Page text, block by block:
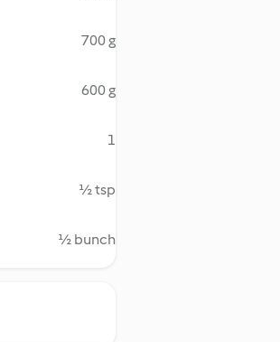
700 g
600 g
1
½ tsp
½ bunch